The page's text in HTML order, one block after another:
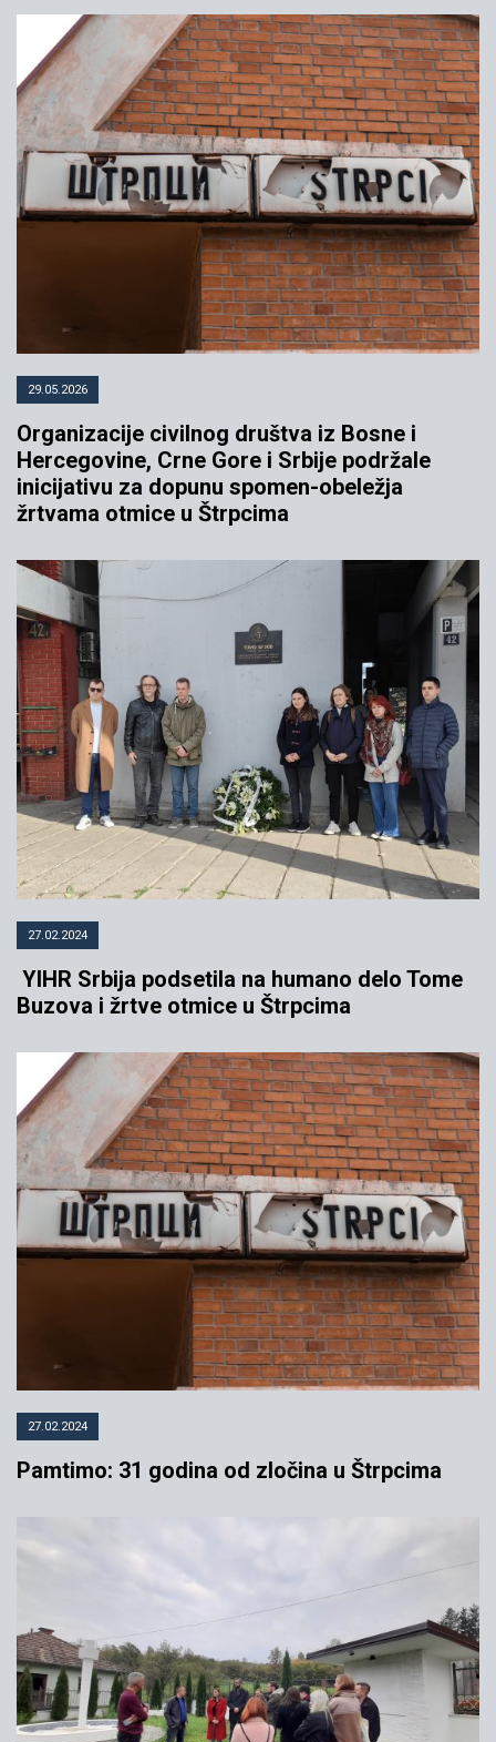
29.05.2026
Organizacije civilnog društva iz Bosne i
Hercegovine, Crne Gore i Srbije podržale
inicijativu za dopunu spomen-obeležja
žrtvama otmice u Štrpcima
27.02.2024
YIHR Srbija podsetila na humano delo Tome
Buzova i žrtve otmice u Štrpcima
27.02.2024
Pamtimo: 31 godina od zločina u Štrpcima